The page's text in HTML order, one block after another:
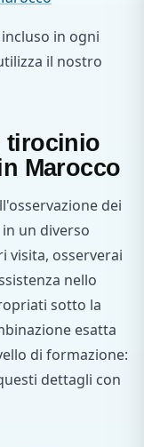
in ogni
il nostro
tirocinio
Marocco
dei
un diverso
visita, osserverai
nello
sotto la
esatta
di formazione:
dettagli con